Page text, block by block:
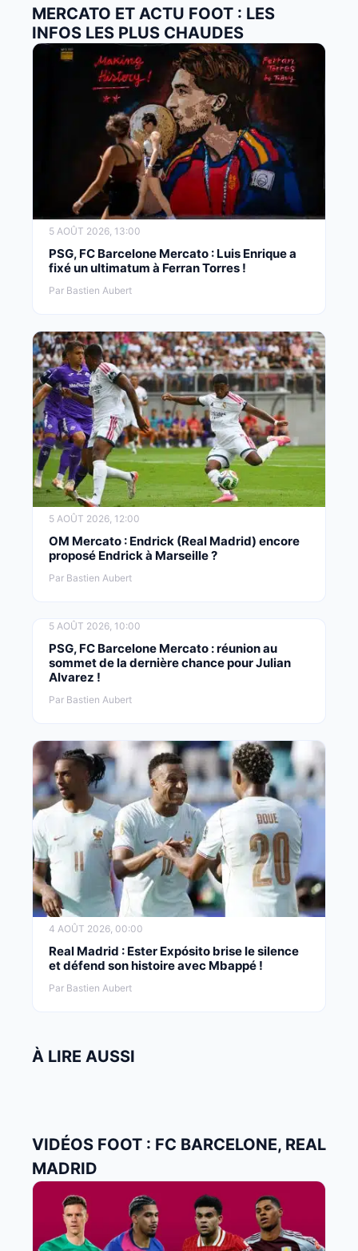
MERCATO ET ACTU FOOT : LES
INFOS LES PLUS CHAUDES
5 AOÛT 2026, 13:00
PSG, FC Barcelone Mercato : Luis Enrique a
fixé un ultimatum à Ferran Torres !
Par Bastien Aubert
5 AOÛT 2026, 12:00
OM Mercato : Endrick (Real Madrid) encore
proposé Endrick à Marseille ?
Par Bastien Aubert
5 AOÛT 2026, 10:00
PSG, FC Barcelone Mercato : réunion au
sommet de la dernière chance pour Julian
Alvarez !
Par Bastien Aubert
4 AOÛT 2026, 00:00
Real Madrid : Ester Expósito brise le silence
et défend son histoire avec Mbappé !
Par Bastien Aubert
À LIRE AUSSI
VIDÉOS FOOT : FC BARCELONE, REAL
MADRID